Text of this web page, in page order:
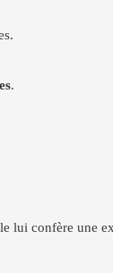
.
lui confère une